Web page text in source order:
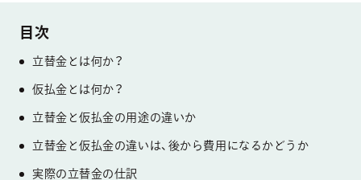
立替金とは何か？
仮払金とは何か？
立替金と仮払金の用途の違いか
立替金と仮払金の違いは、後から費用になるかどうか
実際の立替金の仕訳